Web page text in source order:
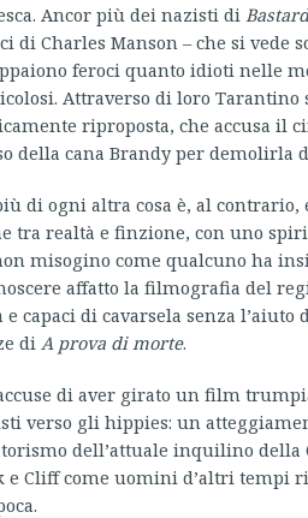
Ancor più dei nazisti di
di Charles Manson – che si vede
feroci quanto idioti nelle
Attraverso di loro Tarantino
riproposta, che accusa il
della cana Brandy per demolirla
di ogni altra cosa è, al contrario,
tra realtà e finzione, con uno
misogino come qualcuno ha
affatto la filmografia del
di cavarsela senza l’aiuto
di A prova di morte.
di aver girato un film
verso gli hippies: un
dell’attuale inquilino della
e Cliff come uomini d’altri tempi